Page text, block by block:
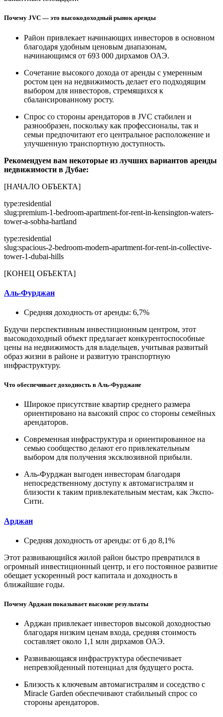
Почему JVC — это высокодоходный рынок аренды
Район привлекает начинающих инвесторов в основном
благодаря удобным ценовым диапазонам,
начинающимся от 693 000 дирхамов ОАЭ.
Сочетание высокого дохода от аренды с умеренным
ростом цен на недвижимость делает его подходящим
выбором для инвесторов, стремящихся к
сбалансированному росту.
Спрос со стороны арендаторов в JVC стабилен и
разнообразен, поскольку как профессионалы, так и
семьи предпочитают его центральное расположение и
улучшенную транспортную доступность.
Рекомендуем вам некоторые из лучших вариантов аренды
недвижимости в Дубае:
[НАЧАЛО ОБЪЕКТА]
type:residential
slug:premium-1-bedroom-apartment-for-rent-in-kensington-waters-
tower-a-sobha-hartland
type:residential
slug:spacious-2-bedroom-modern-apartment-for-rent-in-collective-
tower-1-dubai-hills
[КОНЕЦ ОБЪЕКТА]
Аль-Фурджан
Средняя доходность от аренды: 6,7%
Будучи перспективным инвестиционным центром, этот
высокодоходный объект предлагает конкурентоспособные
цены на недвижимость для владельцев, учитывая развитый
образ жизни в районе и развитую транспортную
инфраструктуру.
Что обеспечивает доходность в Аль-Фурджане
Широкое присутствие квартир среднего размера
ориентировано на высокий спрос со стороны семейных
арендаторов.
Современная инфраструктура и ориентированное на
семью сообщество делают его привлекательным
выбором для получения эксклюзивной прибыли.
Аль-Фурджан выгоден инвесторам благодаря
непосредственному доступу к автомагистралям и
близости к таким привлекательным местам, как Экспо-
Сити.
Арджан
Средняя доходность от аренды: от 6 до 8,1%
Этот развивающийся жилой район быстро превратился в
огромный инвестиционный центр, и его постоянное развитие
обещает ускоренный рост капитала и доходность в
ближайшие годы.
Почему Арджан показывает высокие результаты
Арджан привлекает инвесторов высокой доходностью
благодаря низким ценам входа, средняя стоимость
составляет около 1,1 млн дирхамов ОАЭ.
Развивающаяся инфраструктура обеспечивает
непревзойденный потенциал для будущего роста.
Близость к ключевым автомагистралям и соседство с
Miracle Garden обеспечивают стабильный спрос со
стороны арендаторов.